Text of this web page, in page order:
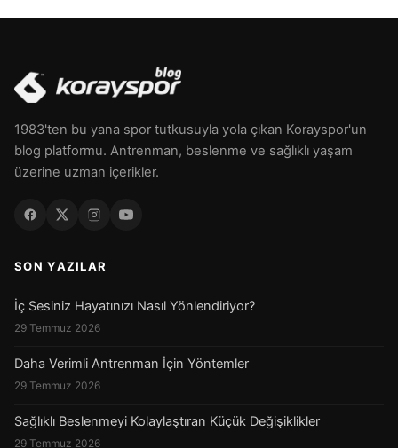
1983'ten bu yana spor tutkusuyla yola çıkan Korayspor'un
blog platformu. Antrenman, beslenme ve sağlıklı yaşam
üzerine uzman içerikler.
SON YAZILAR
İç Sesiniz Hayatınızı Nasıl Yönlendiriyor?
29 Temmuz 2026
Daha Verimli Antrenman İçin Yöntemler
29 Temmuz 2026
Sağlıklı Beslenmeyi Kolaylaştıran Küçük Değişiklikler
29 Temmuz 2026